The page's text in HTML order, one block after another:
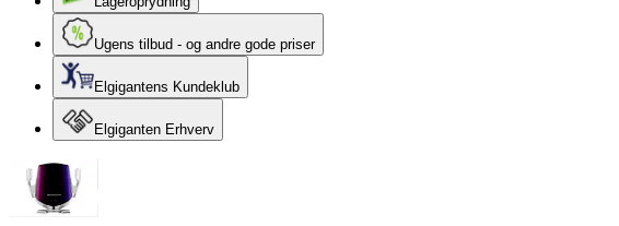
Ugens tilbud - og andre gode priser
Elgigantens Kundeklub
Elgiganten Erhverv